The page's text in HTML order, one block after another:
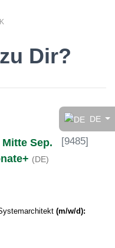
DE
der Dir
Dir?
Sep.
(DE)
[9485]
(m/w/d):